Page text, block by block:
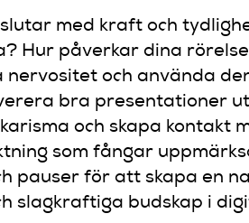
med kraft och
Hur påverkar dina
och använda
bra presentationer
och skapa kontakt
som fångar
pauser för att skapa en
slagkraftiga budskap i